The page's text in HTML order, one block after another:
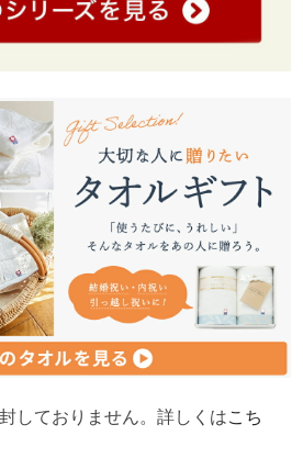
しておりません。詳しくはこち